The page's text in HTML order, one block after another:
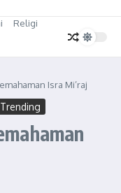
Religi
Isra Mi’raj
Trending